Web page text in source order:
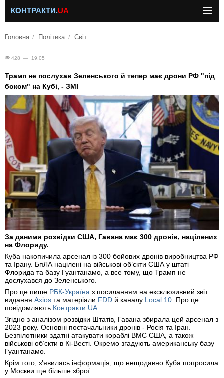
КОНТРАКТИ.UA
Головна Політика Світ
428 — 19.05
Трамп не послухав Зеленського й тепер має дрони РФ "під
боком" на Кубі, - ЗМІ
За даними розвідки США, Гавана має 300 дронів, націлених
на Флориду.
Куба накопичила арсенал із 300 бойових дронів виробництва РФ
та Ірану. БпЛА націлені на військові об’єкти США у штаті
Флорида та базу Гуантанамо, а все тому, що Трамп не
дослухався до Зеленського.
Про це пише РБК-Україна з посиланням на ексклюзивний звіт
видання Axios та матеріали FDD й каналу Local 10 . Про це
повідомляють Контракти.UA
Згідно з аналізом розвідки Штатів, Гавана збирала цей арсенал з
2023 року. Основні постачальники дронів - Росія та Іран.
Безпілотники здатні атакувати кораблі ВМС США, а також
військові об’єкти в Кі-Весті. Окремо згадують американську базу
Гуантанамо.
Крім того, з'явилась інформація, що нещодавно Куба попросила
у Москви ще більше зброї.